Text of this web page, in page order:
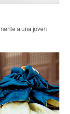
a una joven